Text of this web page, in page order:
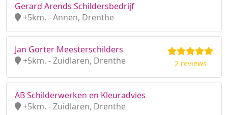
Gerard Arends Schildersbedrijf
+5km. - Annen, Drenthe
Jan Gorter Meesterschilders
+5km. - Zuidlaren, Drenthe
2 reviews
AB Schilderwerken en Kleuradvies
+5km. - Zuidlaren, Drenthe